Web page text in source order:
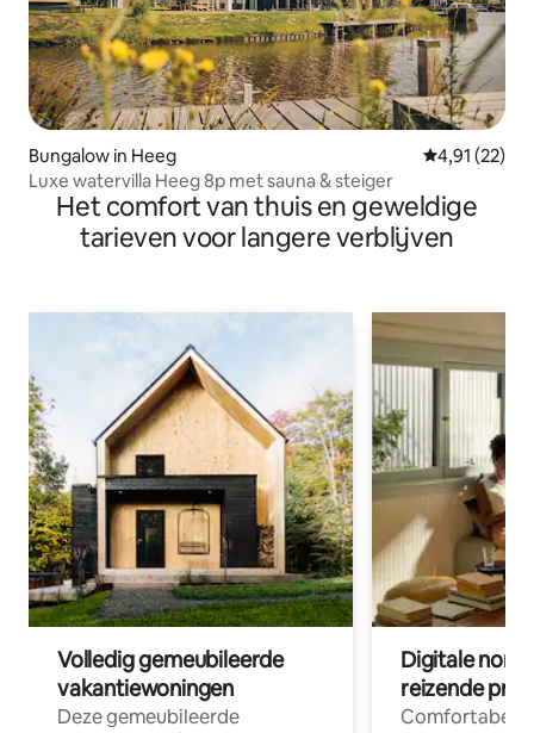
Bungalow in Heeg Gemiddelde
4,91 (22)
Luxe watervilla Heeg 8p met sauna & steiger
Het comfort van thuis en geweldige
tarieven voor langere verblijven
Volledig gemeubileerde
vakantiewoningen
Deze gemeubileerde
Digitale
reizende
Comfortabele